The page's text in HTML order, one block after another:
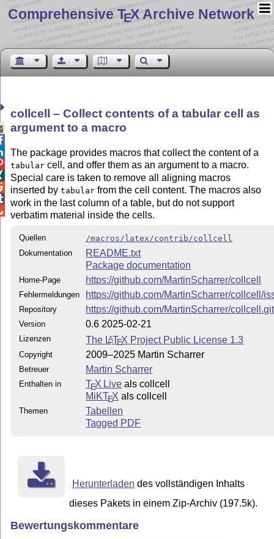
Comprehensive TEX Archive Network
collcell – Collect contents of a tabular cell as
argument to a macro
The package provides macros that collect the content of a
tabular cell, and offer them as an argument to a macro.
Special care is taken to remove all aligning macros
inserted bytabular from the cell content. The macros also
work in the last column of a table, but do not support
verbatim material inside the cells.
Quellen
/macros/latex/contrib/collcell
Dokumentation
README.txt
Package documentation
Home-Page https://github.com/MartinScharrer/collcell
Fehlermeldungen https://github.com/MartinScharrer/collcell/
Repository https://github.com/MartinScharrer/collcell.git
Version 0.6 2025-02-21
Lizenzen The LATEX Project Public License 1.3
Copyright 2009–2025 Martin Scharrer
Betreuer Martin Scharrer
Enthalten in TEX Live als collcell
MiKTEX als collcell
Themen
Tabellen
Tagged PDF
Herunterladen des vollständigen Inhalts
dieses Pakets in einem Zip-Archiv (197.5k).
Bewertungskommentare